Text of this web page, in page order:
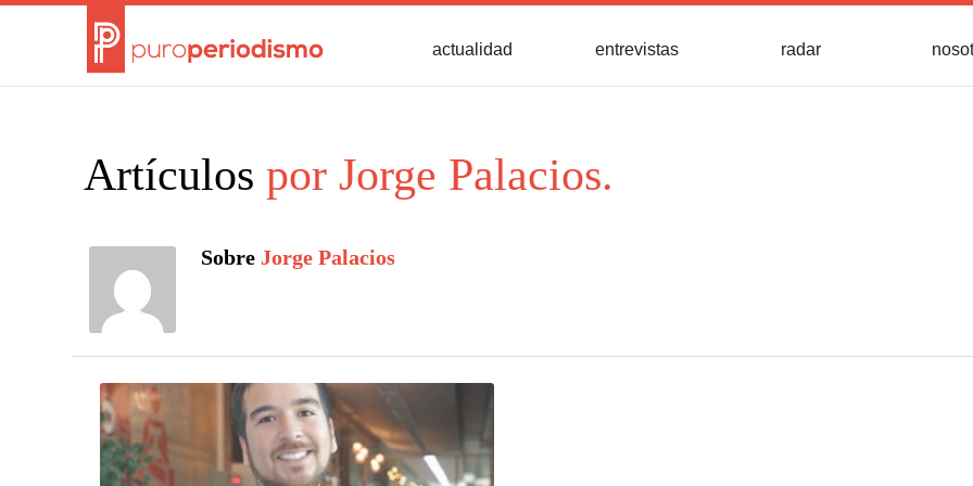
actualidad entrevistas radar
Artículos por Jorge Palacios.
Sobre Jorge Palacios